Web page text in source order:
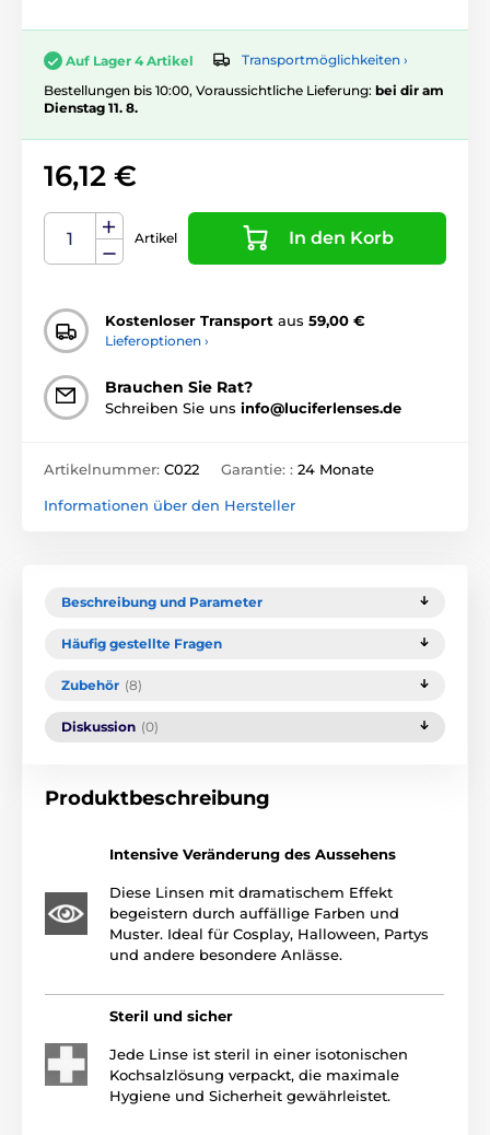
Auf Lager 4 Artikel
Transportmöglichkeiten ›
Bestellungen bis 10:00, Voraussichtliche Lieferung: bei dir am
Dienstag 11. 8.
16,12 €
Artikel In den Korb
Kostenloser Transport aus 59,00 €
Lieferoptionen ›
Brauchen Sie Rat?
Schreiben Sie uns info@luciferlenses.de
Artikelnummer: C022 Garantie: : 24 Monate
Informationen über den Hersteller
Beschreibung und Parameter
Häufig gestellte Fragen
Zubehör (8)
Diskussion (0)
Produktbeschreibung
Intensive Veränderung des Aussehens
Diese Linsen mit dramatischem Effekt
begeistern durch auffällige Farben und
Muster. Ideal für Cosplay, Halloween, Partys
und andere besondere Anlässe.
Steril und sicher
Jede Linse ist steril in einer isotonischen
Kochsalzlösung verpackt, die maximale
Hygiene und Sicherheit gewährleistet.